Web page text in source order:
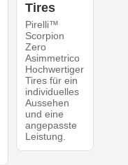
Tires
Pirelli™
Scorpion
Zero
Asimmetrico
Hochwertiger
Tires für ein
individuelles
Aussehen
und eine
angepasste
Leistung.